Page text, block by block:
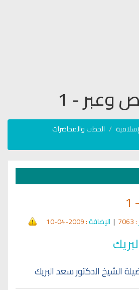
- 1
الخطب والمحاضرات
: 7063
| الإضافة: 2009-04-10
الشيخ الدكتور سعد البريك